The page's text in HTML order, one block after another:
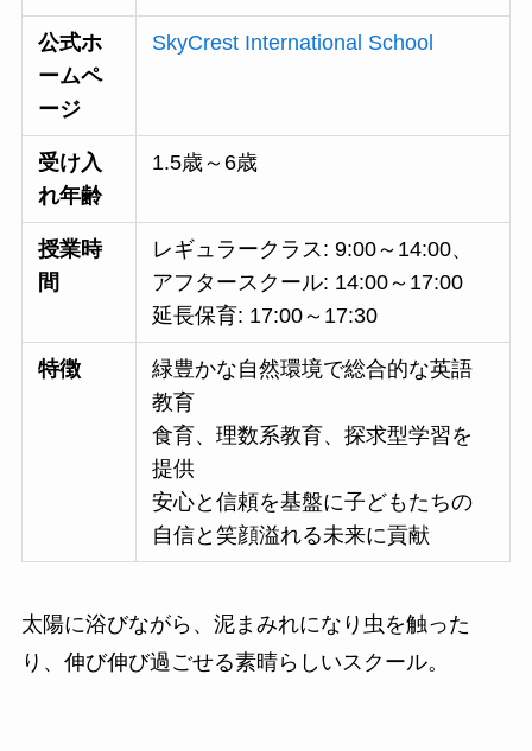
公式ホ
ームペ
ージ
SkyCrest International School
受け入
れ年齢
1.5歳～6歳
授業時
間
レギュラークラス: 9:00～14:00、
アフタースクール: 14:00～17:00
延長保育: 17:00～17:30
特徴
緑豊かな自然環境で総合的な英語
教育
食育、理数系教育、探求型学習を
提供
安心と信頼を基盤に子どもたちの
自信と笑顔溢れる未来に貢献
太陽に浴びながら、泥まみれになり虫を触った
り、伸び伸び過ごせる素晴らしいスクール。